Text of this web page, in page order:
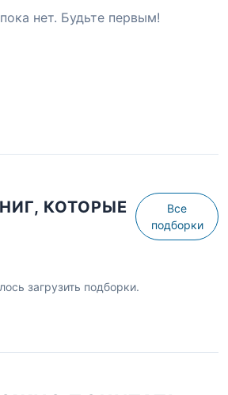
нет. Будьте первым!
КОТОРЫЕ
Все
подборки
загрузить подборки.